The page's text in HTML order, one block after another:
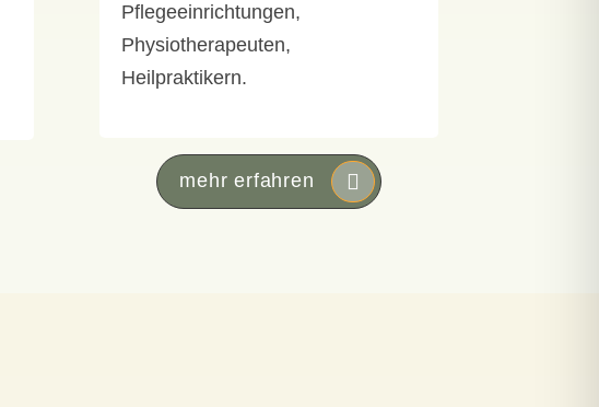
Pflegeeinrichtungen,
Physiotherapeuten,
Heilpraktikern.
mehr erfahren